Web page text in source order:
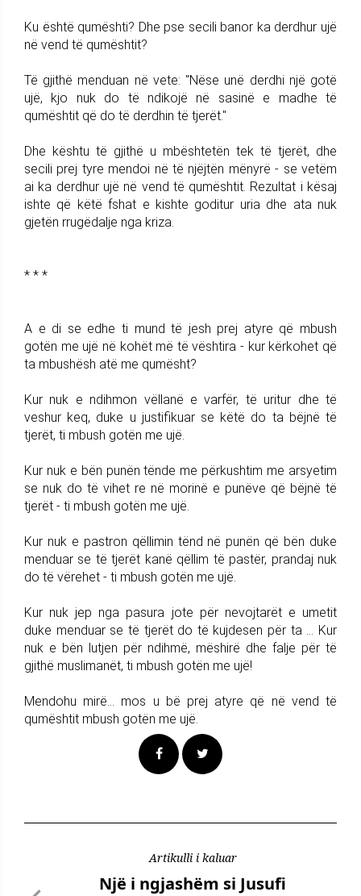
Ku është qumështi? Dhe pse secili banor ka derdhur ujë
në vend të qumështit?
Të gjithë menduan në vete: "Nëse unë derdhi një gotë
ujë, kjo nuk do të ndikojë në sasinë e madhe të
qumështit që do të derdhin të tjerët."
Dhe kështu të gjithë u mbështetën tek të tjerët, dhe
secili prej tyre mendoi në të njëjtën mënyrë - se vetëm
ai ka derdhur ujë në vend të qumështit. Rezultat i kësaj
ishte që këtë fshat e kishte goditur uria dhe ata nuk
gjetën rrugëdalje nga kriza.
* * *
A e di se edhe ti mund të jesh prej atyre që mbush
gotën me ujë në kohët më të vështira - kur kërkohet që
ta mbushësh atë me qumësht?
Kur nuk e ndihmon vëllanë e varfër, të uritur dhe të
veshur keq, duke u justifikuar se këtë do ta bëjnë të
tjerët, ti mbush gotën me ujë.
Kur nuk e bën punën tënde me përkushtim me arsyetim
se nuk do të vihet re në morinë e punëve që bëjnë të
tjerët - ti mbush gotën me ujë.
Kur nuk e pastron qëllimin tënd në punën që bën duke
menduar se të tjerët kanë qëllim të pastër, prandaj nuk
do të vërehet - ti mbush gotën me ujë.
Kur nuk jep nga pasura jote për nevojtarët e umetit
duke menduar se të tjerët do të kujdesen për ta ... Kur
nuk e bën lutjen për ndihmë, mëshirë dhe falje për të
gjithë muslimanët, ti mbush gotën me ujë!
Mendohu mirë... mos u bë prej atyre që në vend të
qumështit mbush gotën me ujë.
Artikulli i kaluar
Një i ngjashëm si Jusufi